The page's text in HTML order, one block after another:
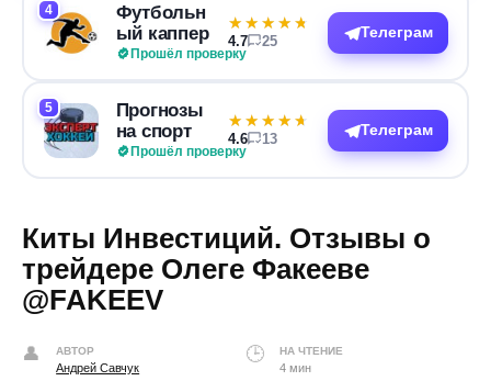
4
Футбольн
ый каппер
Прошёл проверку
★★★★★
★★★★★
4.7 25
Телеграм
5
Прогнозы
на спорт
Прошёл проверку
★★★★★
★★★★★
4.6 13
Телеграм
Киты Инвестиций. Отзывы о
трейдере Олеге Факееве
@FAKEEV
АВТОР
Андрей Савчук
НА ЧТЕНИЕ
4 мин